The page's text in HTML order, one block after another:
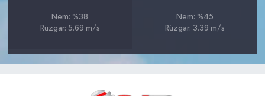
Nem: %38
Rüzgar: 5.69 m/s
Nem: %45
Rüzgar: 3.39 m/s